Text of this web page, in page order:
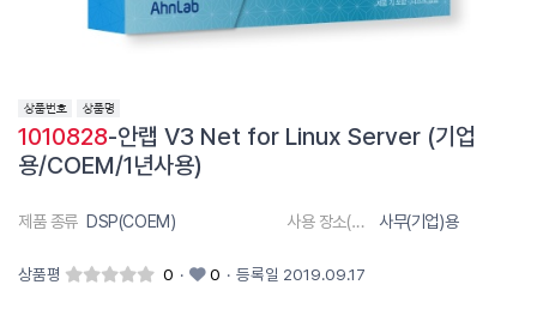
1010828-안랩 V3 Net for Linux Server (기업
용/COEM/1년사용)
제품 종류 DSP(COEM) 사용 장소(대상) 사무(기업)용
상품평 0 · 0 · 등록일 2019.09.17